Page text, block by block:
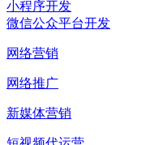
小程序开发
微信公众平台开发
网络营销
网络推广
新媒体营销